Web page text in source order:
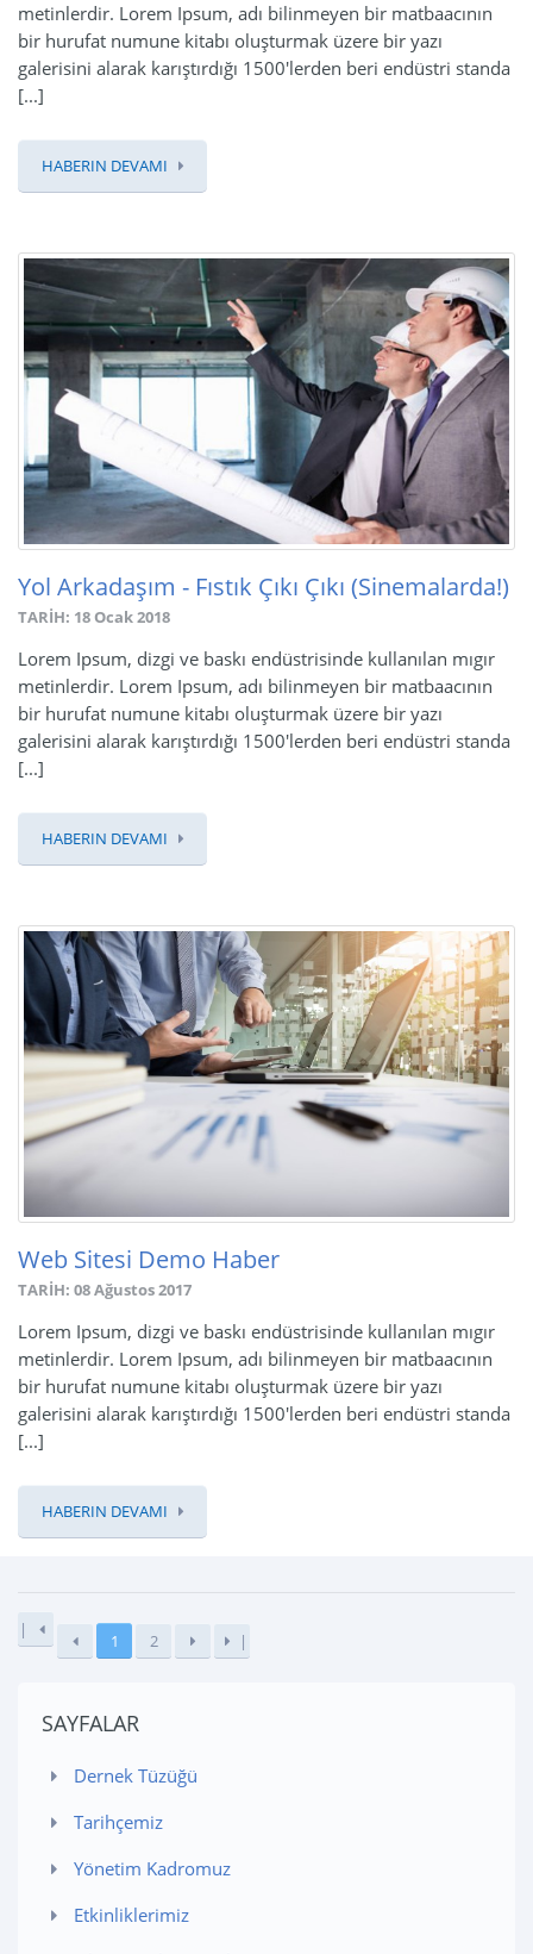
metinlerdir. Lorem Ipsum, adı bilinmeyen bir matbaacının
bir hurufat numune kitabı oluşturmak üzere bir yazı
galerisini alarak karıştırdığı 1500'lerden beri endüstri standa
[...]
HABERIN DEVAMI
Yol Arkadaşım - Fıstık Çıkı Çıkı (Sinemalarda!)
TARİH: 18 Ocak 2018
Lorem Ipsum, dizgi ve baskı endüstrisinde kullanılan mıgır
metinlerdir. Lorem Ipsum, adı bilinmeyen bir matbaacının
bir hurufat numune kitabı oluşturmak üzere bir yazı
galerisini alarak karıştırdığı 1500'lerden beri endüstri standa
[...]
HABERIN DEVAMI
Web Sitesi Demo Haber
TARİH: 08 Ağustos 2017
Lorem Ipsum, dizgi ve baskı endüstrisinde kullanılan mıgır
metinlerdir. Lorem Ipsum, adı bilinmeyen bir matbaacının
bir hurufat numune kitabı oluşturmak üzere bir yazı
galerisini alarak karıştırdığı 1500'lerden beri endüstri standa
[...]
HABERIN DEVAMI
|
1 2 |
SAYFALAR
Dernek Tüzüğü
Tarihçemiz
Yönetim Kadromuz
Etkinliklerimiz